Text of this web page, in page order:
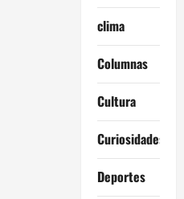
clima
Columnas
Cultura
Curiosidades
Deportes